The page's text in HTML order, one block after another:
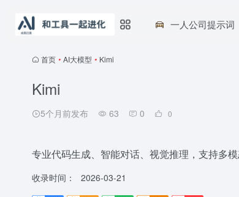
一人公司提示词
首页 • AI大模型 • Kimi
Kimi
5个月前发布 63 0 0
专业代码生成、智能对话、视觉推理，支持多
收录时间：
2026-03-21